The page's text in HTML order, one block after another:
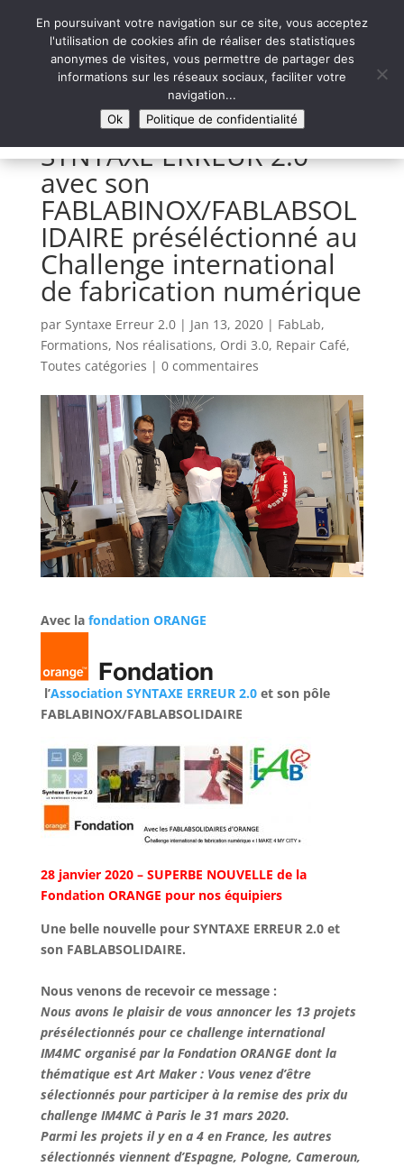
Syntaxe Erreur 2.0
LE NUMÉRIQUE SOLIDAIRE
SYNTAXE ERREUR 2.0
avec son
FABLABINOX/FABLABSOL
IDAIRE préséléctionné au
Challenge international
de fabrication numérique
par Syntaxe Erreur 2.0| Jan 13, 2020| FabLab,
Formations, Nos réalisations, Ordi 3.0, Repair Café,
Toutes catégories | 0 commentaires
Avec la fondation ORANGE
l’Association SYNTAXE ERREUR 2.0et son pôle
FABLABINOX/FABLABSOLIDAIRE
28 janvier 2020 – SUPERBE NOUVELLE de la
Fondation ORANGE pour nos équipiers
Une belle nouvelle pour SYNTAXE ERREUR 2.0 et
son FABLABSOLIDAIRE.
Nous venons de recevoir ce message :
Nous avons le plaisir de vous annoncer les 13 projets
présélectionnés pour ce challenge international
IM4MC organisé par la Fondation ORANGE dont la
thématique est Art Maker : Vous venez d’être
sélectionnés pour participer à la remise des prix du
challenge IM4MC à Paris le 31 mars 2020.
Parmi les projets il y en a 4 en France, les autres
sélectionnés viennent d’Espagne, Pologne, Cameroun,
En poursuivant votre navigation sur ce site, vous acceptez
l'utilisation de cookies afin de réaliser des statistiques
anonymes de visites, vous permettre de partager des
informations sur les réseaux sociaux, faciliter votre
navigation...
Ok
Politique de confidentialité